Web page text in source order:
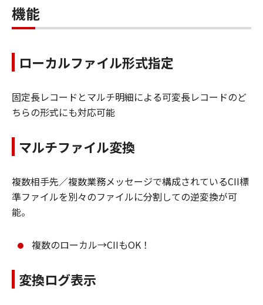
機能
ローカルファイル形式指定
固定長レコードとマルチ明細による可変長レコードのど
ちらの形式にも対応可能
マルチファイル変換
複数相手先／複数業務メッセージで構成されているCII標
準ファイルを別々のファイルに分割しての逆変換が可
能。
複数のローカル→CIIもOK！
変換ログ表示